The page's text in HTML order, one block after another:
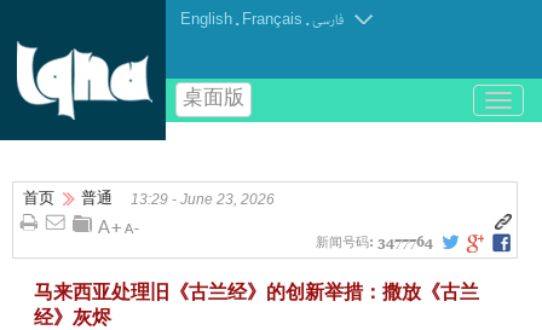
English . Français .فارسی
桌面版
باز
و
کردن
首页 普通 13:29 - June 23, 2026
新闻号码: 3477764
马来西亚处理旧《古兰经》的创新举措：撒放《古兰
经》灰烬